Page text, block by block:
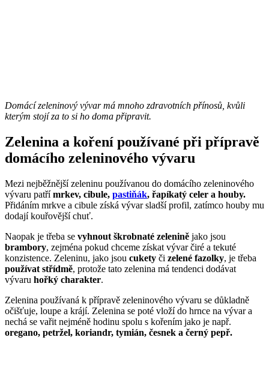
Domácí zeleninový vývar má mnoho zdravotních přínosů, kvůli
kterým stojí za to si ho doma připravit.
Zelenina a koření používané při přípravě
domácího zeleninového vývaru
Mezi nejběžnější zeleninu používanou do domácího zeleninového
vývaru patřímrkev, cibule, pastiňák, řapíkatý celer a houby.
Přidáním mrkve a cibule získá vývar sladší profil, zatímco houby mu
dodají kouřovější chuť.
Naopak je třeba se vyhnout škrobnaté zelenině jako jsou
brambory, zejména pokud chceme získat vývar čiré a tekuté
konzistence. Zeleninu, jako jsou cukety či zelené fazolky, je třeba
používat střídmě, protože tato zelenina má tendenci dodávat
vývaru hořký charakter.
Zelenina používaná k přípravě zeleninového vývaru se důkladně
očišťuje, loupe a krájí. Zelenina se poté vloží do hrnce na vývar a
nechá se vařit nejméně hodinu spolu s kořením jako je např.
oregano, petržel, koriandr, tymián, česnek a černý pepř.